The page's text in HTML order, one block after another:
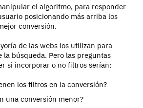
el algoritmo, para responder
posicionando más arriba los
conversión.
de las webs los utilizan para
la búsqueda. Pero las preguntas
si incorporar o no filtros serían:
los filtros en la conversión?
una conversión menor?